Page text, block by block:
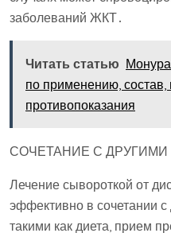
заболеваний ЖКТ․
Читать статью
по применению, состав,
противопоказания
СОЧЕТАНИЕ С
Лечение сывороткой от
эффективно в сочетании
такими как диета, прием